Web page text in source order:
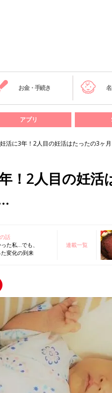
お金・手続き
アプリ
活に3年！2人目の妊活はたったの3ヶ
！2人目の妊
話
た私…でも、
変化の到来
連載一覧